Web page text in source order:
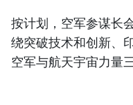
按计划，空军参谋长
绕突破技术和创新、
空军与航天宇宙力量